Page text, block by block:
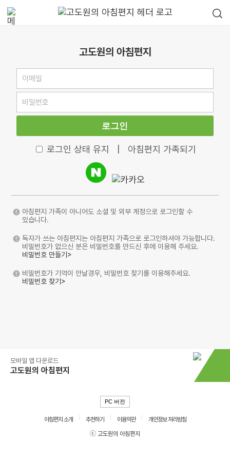
고도원의 아침편지
로그인
로그인 상태 유지 아침편지 가족되기
아침편지 가족이 아니어도 소셜 및 외부 계정으로 로그인할 수
있습니다.
독자가 쓰는 아침편지는 아침편지 가족으로 로그인하셔야 가능합니다.
비밀번호가 없으신 분은 비밀번호를 만드신 후에 이용해 주세요.
비밀번호 만들기>
비밀번호가 기억이 안날경우, 비밀번호 찾기를 이용해주세요.
비밀번호 찾기>
모바일 앱 다운로드
고도원의 아침편지
PC 버전
아침편지 소개 추천하기 이용약관
개인정보 처리방침
ⓒ 고도원의 아침편지